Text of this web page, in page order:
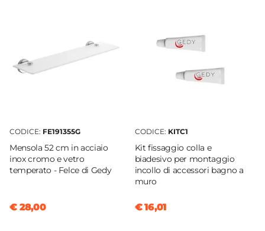
Acciaio INOX|Cromall
Colore
Larghezza
19,3 cm
Profondità
Sistema Di Fissaggio
CODICE: FE191355G
Mensola 52 cm in acciaio
inox cromo e vetro
temperato - Felce di Gedy
€ 28,00
CODICE: KITC1
Kit fissaggio colla e
biadesivo per montaggio
incollo di accessori bagno a
muro
€ 16,01